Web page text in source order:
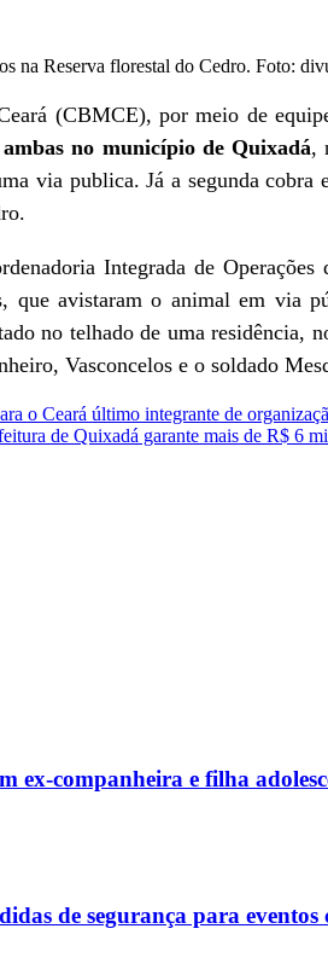
na Reserva florestal do Cedro. Foto:
(CBMCE), por meio de
no município de Quixadá,
via publica. Já a segunda
Integrada de
que avistaram o animal em via
no telhado de uma residência,
Vasconcelos e o soldado
o Ceará último integrante de
de Quixadá garante mais de R$ 6
ex-companheira e filha
de segurança para eventos